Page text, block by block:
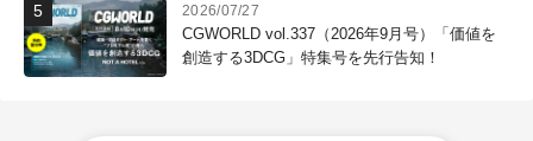
2026/07/27
CGWORLD vol.337（2026年9月号）「価値を
創造する3DCG」特集号を先行告知！